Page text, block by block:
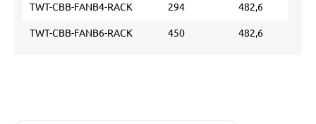
TWT-CBB-FANB4-RACK 294 482,6
TWT-CBB-FANB6-RACK 450 482,6